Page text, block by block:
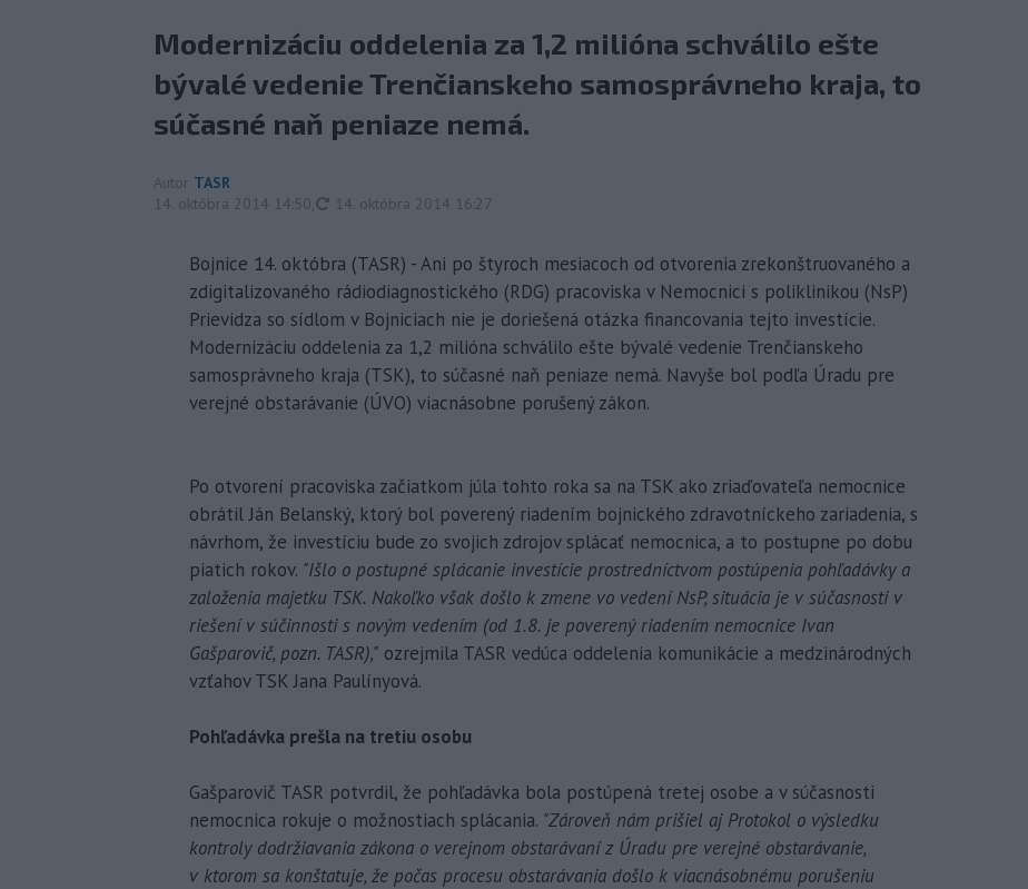
Modernizáciu oddelenia za 1,2 milióna schválilo ešte
bývalé vedenie Trenčianskeho samosprávneho kraja, to
súčasné naň peniaze nemá.
Autor TASR
14. októbra 2014 14:50
aktualizované
14. októbra 2014 16:27
Bojnice 14. októbra (TASR) - Ani po štyroch mesiacoch od otvorenia zrekonštruovaného a
zdigitalizovaného rádiodiagnostického (RDG) pracoviska v Nemocnici s poliklinikou (NsP)
Prievidza so sídlom v Bojniciach nie je doriešená otázka financovania tejto investície.
Modernizáciu oddelenia za 1,2 milióna schválilo ešte bývalé vedenie Trenčianskeho
samosprávneho kraja (TSK), to súčasné naň peniaze nemá. Navyše bol podľa Úradu pre
verejné obstarávanie (ÚVO) viacnásobne porušený zákon.
Po otvorení pracoviska začiatkom júla tohto roka sa na TSK ako zriaďovateľa nemocnice
obrátil Ján Belanský, ktorý bol poverený riadením bojnického zdravotníckeho zariadenia, s
návrhom, že investíciu bude zo svojich zdrojov splácať nemocnica, a to postupne po dobu
piatich rokov. "Išlo o postupné splácanie investície prostredníctvom postúpenia pohľadávky a
založenia majetku TSK. Nakoľko však došlo k zmene vo vedení NsP, situácia je v súčasnosti v
riešení v súčinnosti s novým vedením (od 1.8. je poverený riadením nemocnice Ivan
Gašparovič, pozn. TASR)," ozrejmila TASR vedúca oddelenia komunikácie a medzinárodných
vzťahov TSK Jana Paulínyová.
Pohľadávka prešla na tretiu osobu
Gašparovič TASR potvrdil, že pohľadávka bola postúpená tretej osobe a v súčasnosti
nemocnica rokuje o možnostiach splácania. "Zároveň nám prišiel aj Protokol o výsledku
kontroly dodržiavania zákona o verejnom obstarávaní z Úradu pre verejné obstarávanie,
v ktorom sa konštatuje, že počas procesu obstarávania došlo k viacnásobnému porušeniu